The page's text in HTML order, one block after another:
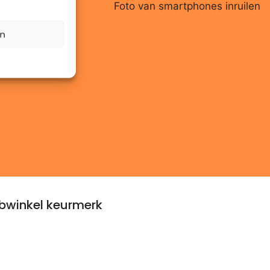
keurmerk